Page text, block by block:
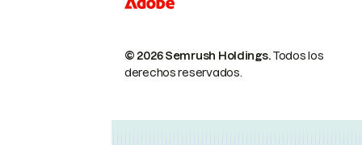
© 2026 Semrush Holdings.Todos los
derechos reservados.